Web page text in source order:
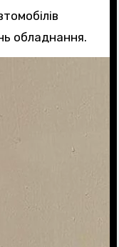
обладнання.